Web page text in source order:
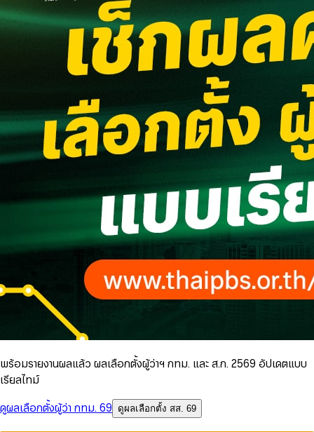
พร้อมรายงานผลแล้ว ผลเลือกตั้งผู้ว่าฯ กทม. และ ส.ก. 2569 อัปเดตแบบ
เรียลไทม์
ดูผลเลือกตั้งผู้ว่า กทม. 69
ดูผลเลือกตั้ง สส. 69